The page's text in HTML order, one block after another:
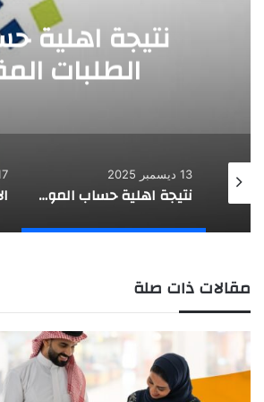
نتيجة
الطلبات المقدمة بعد 10
أرخص سيارات مستعملة في السعودية
13 ديسمبر 2025
نتيجة اهلية حساب المواطن: حساب المواطن يعلن شمول الطلبات المقدمة بعد 10 نوفمبر في أهلية دورة يناير
17
مقالات ذات صلة